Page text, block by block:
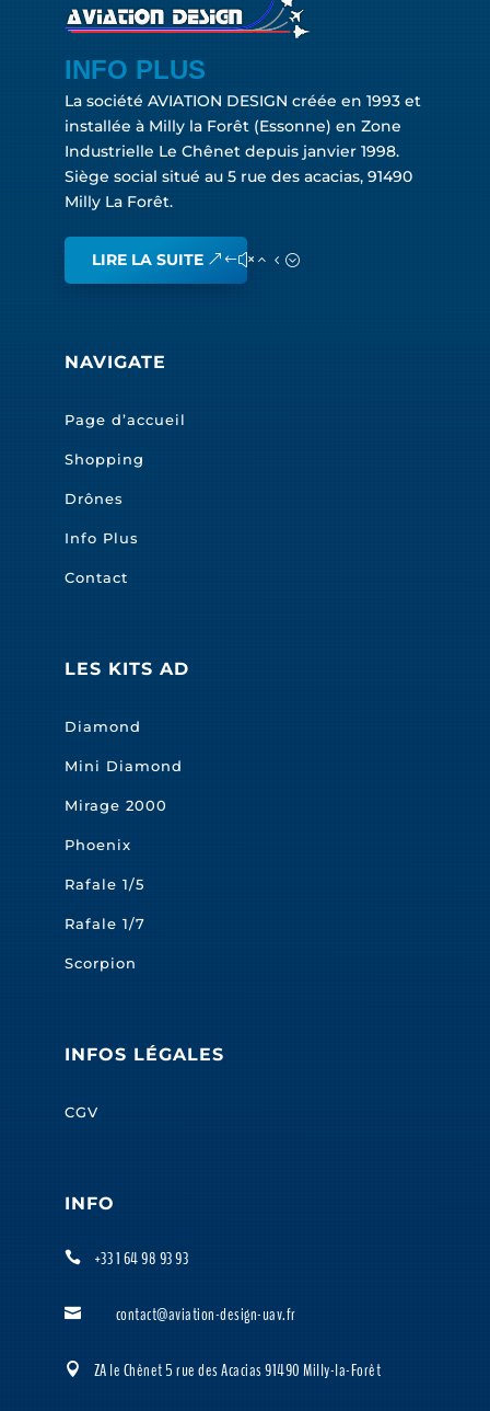
INFO PLUS
La société AVIATION DESIGN créée en 1993 et
installée à Milly la Forêt (Essonne) en Zone
Industrielle Le Chênet depuis janvier 1998.
Siège social situé au 5 rue des acacias, 91490
Milly La Forêt.
LIRE LA SUITE
NAVIGATE
Page d’accueil
Shopping
Drônes
Info Plus
Contact
LES KITS AD
Diamond
Mini Diamond
Mirage 2000
Phoenix
Rafale 1/5
Rafale 1/7
Scorpion
INFOS LÉGALES
CGV
INFO
 +33 1 64 98 93 93
 contact@aviation-design-uav.fr
 ZA le Chênet 5 rue des Acacias 91490 Milly-la-Forêt